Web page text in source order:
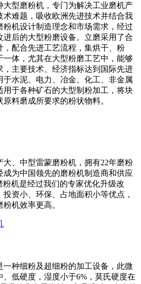
大型磨粉机，专门为解决工业磨机产
术难题，吸收欧洲先进技术并结合我
粉机设计制造理念和市场需求，经过
进后的大型粉磨设备。立磨采用了合
，配合先进工艺流程，集烘干、粉
一体，尤其在大型粉磨工艺中，能够
，主要技术、经济指标达到国际先进
于水泥、电力、冶金、化工、非金属
用于各种矿石的大型制粉加工，将块
料磨成所要求的粉状物料。
大、中型雷蒙磨粉机，拥有22年磨粉
成为中国领先的磨粉机制造商和供应
粉机是经过我们的专家优化升级改
资小、环保、占地面积小等优点，
机效率更高。
一种细粉及超细粉的加工设备，此微
、低硬度，湿度小于6%，莫氏硬度在